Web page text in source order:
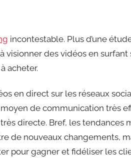
incontestable. Plus d’une
visionner des vidéos en
acheter.
en direct sur les réseaux
de communication très
directe. Bref, les tendances
de nouveaux changements,
pour gagner et fidéliser les